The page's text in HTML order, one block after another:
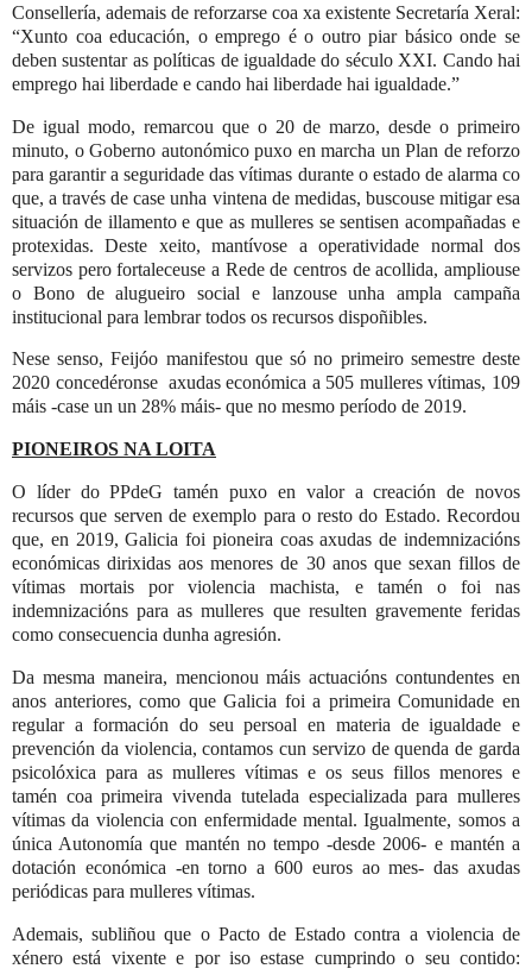
Consellería, ademais de reforzarse coa xa existente Secretaría Xeral:
“Xunto coa educación, o emprego é o outro piar básico onde se
deben sustentar as políticas de igualdade do século XXI. Cando hai
emprego hai liberdade e cando hai liberdade hai igualdade.”
De igual modo, remarcou que o 20 de marzo, desde o primeiro
minuto, o Goberno autonómico puxo en marcha un Plan de reforzo
para garantir a seguridade das vítimas durante o estado de alarma co
que, a través de case unha vintena de medidas, buscouse mitigar esa
situación de illamento e que as mulleres se sentisen acompañadas e
protexidas. Deste xeito, mantívose a operatividade normal dos
servizos pero fortaleceuse a Rede de centros de acollida, ampliouse
o Bono de alugueiro social e lanzouse unha ampla campaña
institucional para lembrar todos os recursos dispoñibles.
Nese senso, Feijóo manifestou que só no primeiro semestre deste
2020 concedéronse axudas económica a 505 mulleres vítimas, 109
máis -case un un 28% máis- que no mesmo período de 2019.
PIONEIROS NA LOITA
O líder do PPdeG tamén puxo en valor a creación de novos
recursos que serven de exemplo para o resto do Estado. Recordou
que, en 2019, Galicia foi pioneira coas axudas de indemnizacións
económicas dirixidas aos menores de 30 anos que sexan fillos de
vítimas mortais por violencia machista, e tamén o foi nas
indemnizacións para as mulleres que resulten gravemente feridas
como consecuencia dunha agresión.
Da mesma maneira, mencionou máis actuacións contundentes en
anos anteriores, como que Galicia foi a primeira Comunidade en
regular a formación do seu persoal en materia de igualdade e
prevención da violencia, contamos cun servizo de quenda de garda
psicolóxica para as mulleres vítimas e os seus fillos menores e
tamén coa primeira vivenda tutelada especializada para mulleres
vítimas da violencia con enfermidade mental. Igualmente, somos a
única Autonomía que mantén no tempo -desde 2006- e mantén a
dotación económica -en torno a 600 euros ao mes- das axudas
periódicas para mulleres vítimas.
Ademais, subliñou que o Pacto de Estado contra a violencia de
xénero está vixente e por iso estase cumprindo o seu contido: